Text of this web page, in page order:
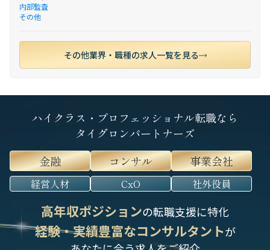
内部監査
その他
その他業界・職種の求人一覧を見る
ハイクラス・プロフェッショナル転職なら
タイグロンパートナーズ
金融
コンサル 事業会社
経営人材 CxO 社外役員
高年収ポジションの転職支援に特化
経験・実績豊富なコンサルタントが